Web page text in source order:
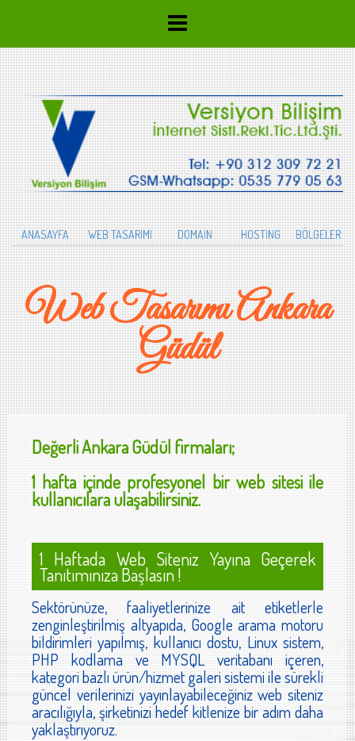
ANASAYFA WEB TASARIMI DOMAİN HOSTİNG BÖLGELER
Web Tasarımı Ankara
Güdül
DeğerliAnkara Güdülfirmaları;
1 hafta içinde profesyonel bir web sitesi ile
kullanıcılara ulaşabilirsiniz.
1 Haftada Web Siteniz Yayına Geçerek
Tanıtımınıza Başlasın !
Sektörünüze, faaliyetlerinize ait etiketlerle
zenginleştirilmiş altyapıda, Google arama motoru
bildirimleri yapılmış, kullanıcı dostu, Linux sistem,
PHP kodlama ve MYSQL veritabanı içeren,
kategori bazlı ürün/hizmet galeri sistemi ile sürekli
güncel verilerinizi yayınlayabileceğiniz web siteniz
aracılığıyla, şirketinizi hedef kitlenize bir adım daha
yaklaştırıyoruz.